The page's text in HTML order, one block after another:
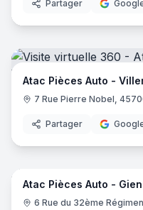
Partager
Atac Pièces Auto -
7 Rue Pierre Nobel,
Partager
Atac Pièces Auto - Gien
6 Rue du 32ème